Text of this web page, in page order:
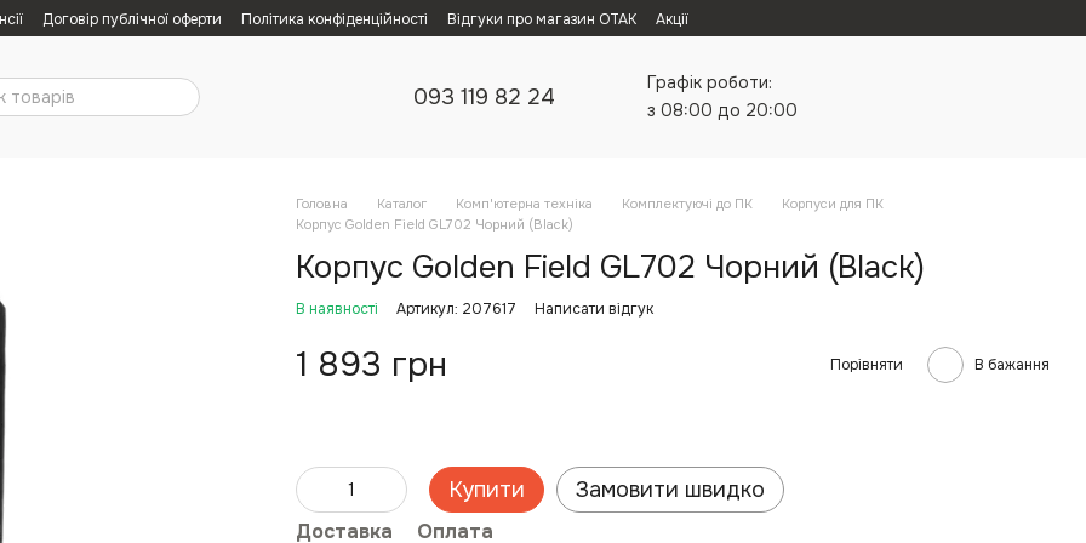
Договір публічної оферти Політика конфіденційності Відгуки про магазин ОТАК Акції
093 119 82 24
Графік роботи:
з 08:00 до 20:00
Головна Каталог Комп'ютерна техніка Комплектуючі до ПК
Корпуси для ПК
Корпус Golden Field GL702 Чорний (Black)
Корпус Golden Field GL702 Чорний (Black)
В наявності Артикул: 207617 Написати відгук
1 893 грн Порівняти В бажання
Купити Замовити швидко
Доставка Оплата